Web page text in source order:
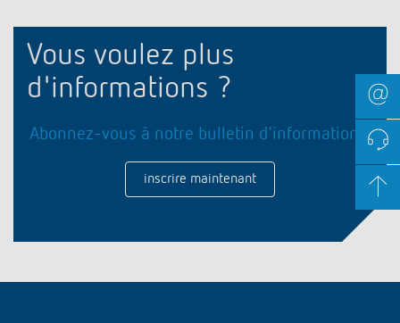
Vous voulez plus
d'informations ?
Abonnez-vous à notre bulletin d'information !
inscrire maintenant